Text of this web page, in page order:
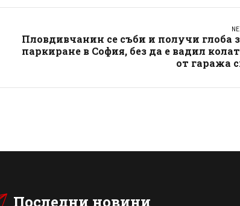
Пловдивчанин се съби и получи глоба
паркиране в София, без да е вадил
от гаража
Последни новини